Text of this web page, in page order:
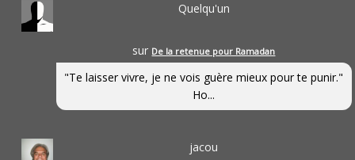
Quelqu'un
sur De la retenue pour Ramadan
"Te laisser vivre, je ne vois guère mieux pour te punir."
Ho...
jacou